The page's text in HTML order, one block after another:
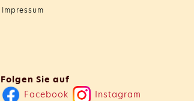
Impressum
Folgen Sie auf
Facebook
Instagram